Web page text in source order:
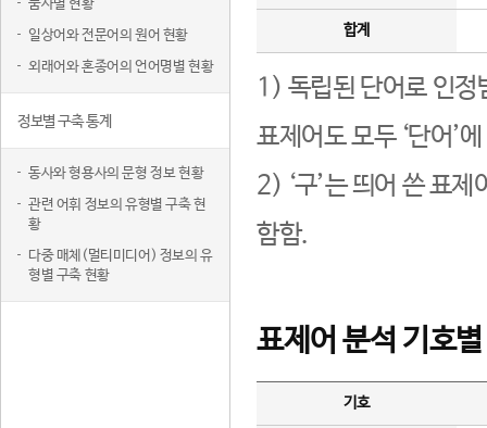
품사별 현황
일상어와 전문어의 원어 현황
외래어와 혼종어의 언어명별 현황
정보별 구축 통계
동사와 형용사의 문형 정보 현황
관련 어휘 정보의 유형별 구축 현
황
다중 매체(멀티미디어) 정보의 유
형별 구축 현황
합계
1) 독립된 단어로 인정
표제어도 모두 ‘단어’
2) ‘구’는 띄어 쓴 표
함함.
표제어 분석 기호
기호